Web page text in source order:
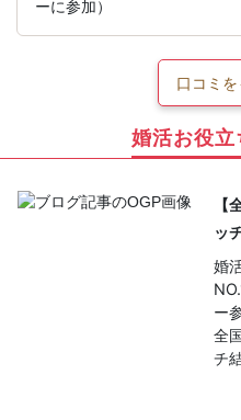
ーに参加）
口コミ
婚活お役立
【
ッ
婚
ー
全
チ